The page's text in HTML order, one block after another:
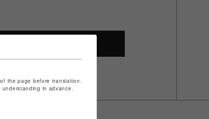
the page before translation.
in advance.